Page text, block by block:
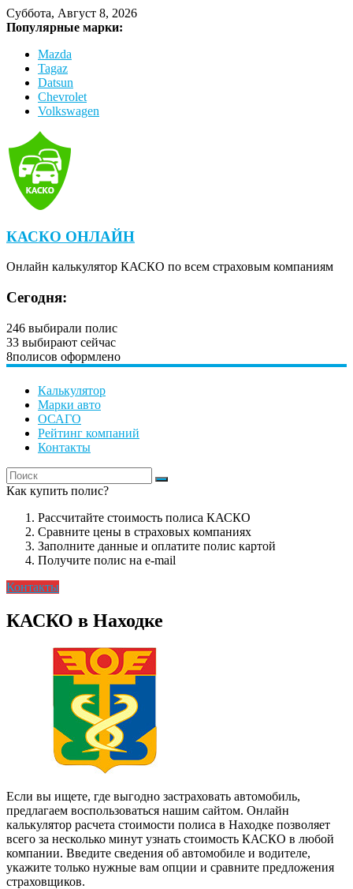
Суббота, Август 8, 2026
Популярные марки:
Mazda
Tagaz
Datsun
Chevrolet
Volkswagen
КАСКО ОНЛАЙН
Онлайн калькулятор КАСКО по всем страховым компаниям
Сегодня:
246 выбирали полис
33 выбирают сейчас
8полисов оформлено
Калькулятор
Марки авто
ОСАГО
Рейтинг компаний
Контакты
Как купить полис?
Рассчитайте стоимость полиса КАСКО
Сравните цены в страховых компаниях
Заполните данные и оплатите полис картой
Получите полис на e-mail
Контакты
КАСКО в Находке
Если вы ищете, где выгодно застраховать автомобиль,
предлагаем воспользоваться нашим сайтом. Онлайн
калькулятор расчета стоимости полиса в Находке позволяет
всего за несколько минут узнать стоимость КАСКО в любой
компании. Введите сведения об автомобиле и водителе,
укажите только нужные вам опции и сравните предложения
страховщиков.